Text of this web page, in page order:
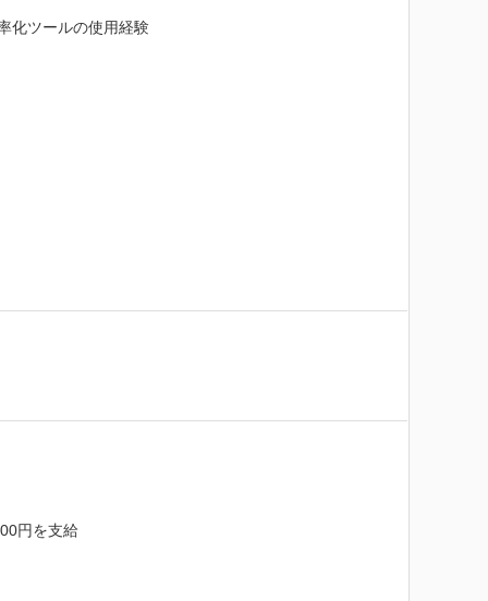
化ツールの使用経験
円を支給